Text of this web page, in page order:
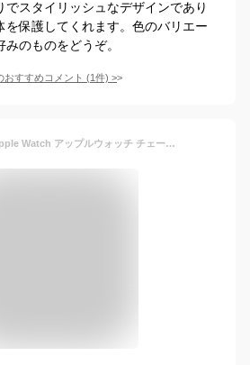
でスタイリッシュなデザインであり
を保護してくれます。色のバリエー
のものをどうぞ。
おすすめコメント (1件) >
Royce&Roland Apple Watch アップルウォッチ チェーンベルト コマ調整器不要 バタフライバックル (シルバー/ステンレス) 42/44/45mm